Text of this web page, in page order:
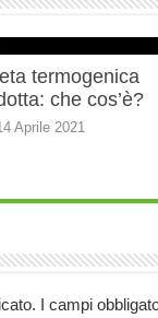
termogenica
che cos’è?
Aprile 2021
I campi